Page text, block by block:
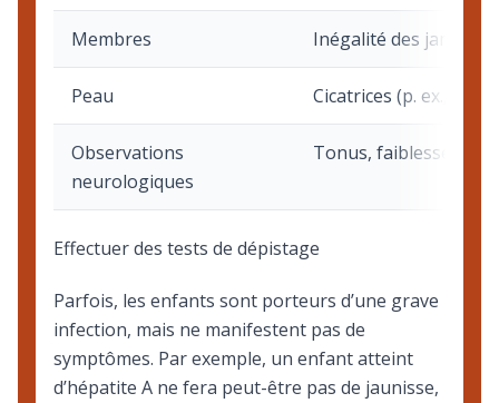
Membres Inégalité des
Peau Cicatrices (p. ex.,
Observations
neurologiques
Tonus, faiblesse,
Effectuer des tests de dépistage
Parfois, les enfants sont porteurs d’une grave
infection, mais ne manifestent pas de
symptômes. Par exemple, un enfant atteint
d’hépatite A ne fera peut-être pas de jaunisse,